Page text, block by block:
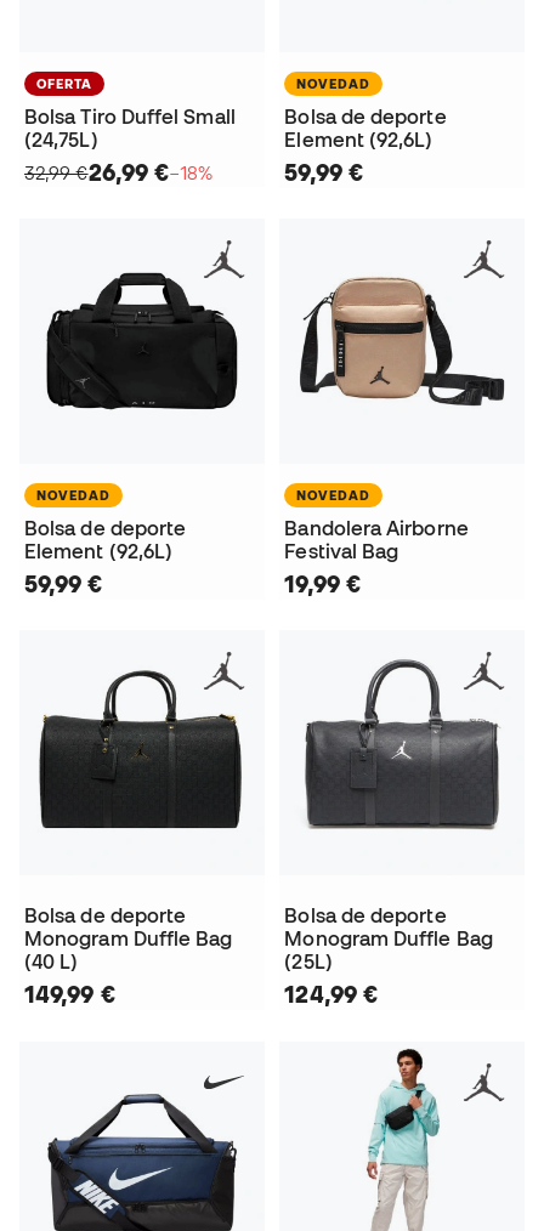
OFERTA
Bolsa Tiro Duffel Small
(24,75L)
32,99 €26,99 €−18%
NOVEDAD
Bolsa de deporte
Element (92,6L)
59,99 €
NOVEDAD
Bolsa de deporte
Element (92,6L)
59,99 €
NOVEDAD
Bandolera Airborne
Festival Bag
19,99 €
Bolsa de deporte
Monogram Duffle Bag
(40 L)
149,99 €
Bolsa de deporte
Monogram Duffle Bag
(25L)
124,99 €